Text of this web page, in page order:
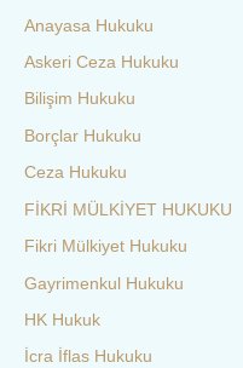
Anayasa Hukuku
Askeri Ceza Hukuku
Bilişim Hukuku
Borçlar Hukuku
Ceza Hukuku
FİKRİ MÜLKİYET HUKUKU
Fikri Mülkiyet Hukuku
Gayrimenkul Hukuku
HK Hukuk
İcra İflas Hukuku